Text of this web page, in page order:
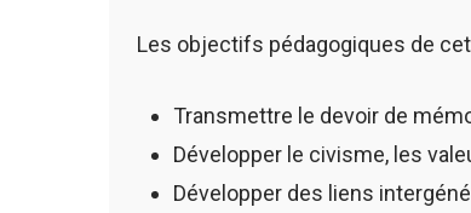
Les objectifs pédagogiques de
Transmettre le devoir de
Développer le civisme, les
Développer des liens